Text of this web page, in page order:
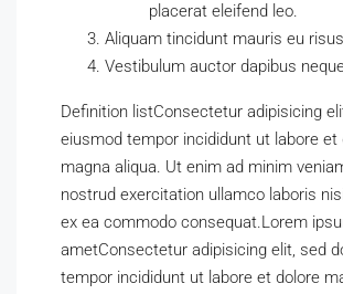
placerat eleifend leo.
Aliquam tincidunt mauris eu
Vestibulum auctor dapibus
Definition listConsectetur adipisicing
eiusmod tempor incididunt ut labore et
magna aliqua. Ut enim ad minim
nostrud exercitation ullamco laboris
ex ea commodo consequat.Lorem
ametConsectetur adipisicing elit, sed
tempor incididunt ut labore et dolore